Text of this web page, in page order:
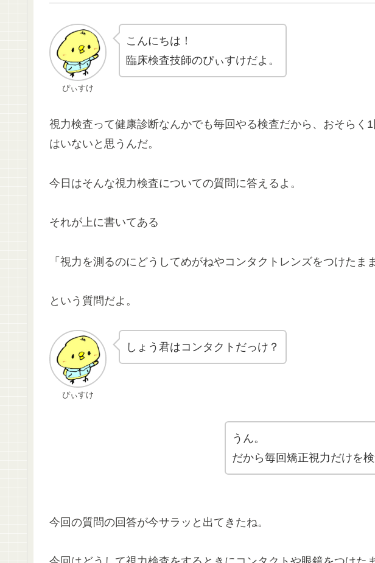
ぴぃすけ
こんにちは！
臨床検査技師のぴぃすけだよ。
視力検査って健康診断なんかでも毎回やる検査だから、おそらく
はいないと思うんだ。
今日はそんな視力検査についての質問に答えるよ。
それが上に書いてある
「視力を測るのにどうしてめがねやコンタクトレンズをつけたま
という質問だよ。
ぴぃすけ
しょう君はコンタクトだっけ？
うん。
だから毎回矯正視力だけを検
今回の質問の回答が今サラッと出てきたね。